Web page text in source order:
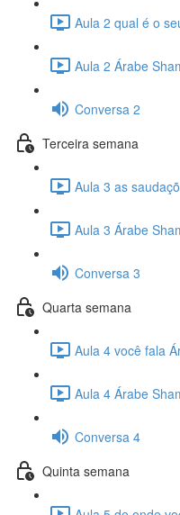
Aula 2 qual é o
Aula 2 Árabe
Conversa 2
Terceira semana
Aula 3 as
Aula 3 Árabe
Conversa 3
Quarta semana
Aula 4 você fala
Aula 4 Árabe
Conversa 4
Quinta semana